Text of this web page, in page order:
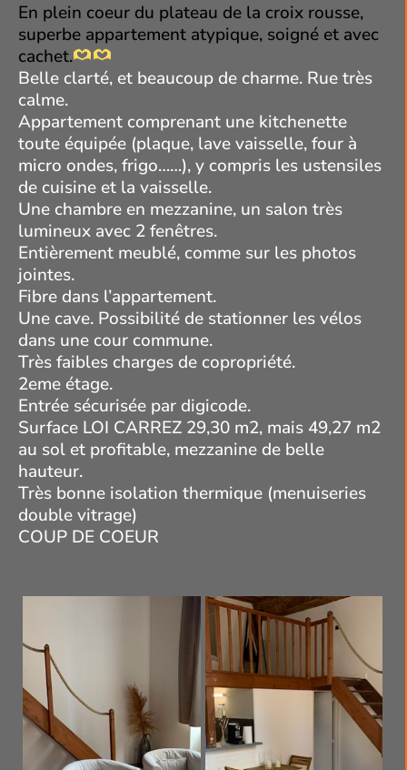
En plein coeur du plateau de la croix rousse,
superbe appartement atypique, soigné et avec
cachet.
Belle clarté, et beaucoup de charme. Rue très
calme.
Appartement comprenant une kitchenette
toute équipée (plaque, lave vaisselle, four à
micro ondes, frigo……), y compris les ustensiles
de cuisine et la vaisselle.
Une chambre en mezzanine, un salon très
lumineux avec 2 fenêtres.
Entièrement meublé, comme sur les photos
jointes.
Fibre dans l’appartement.
Une cave. Possibilité de stationner les vélos
dans une cour commune.
Très faibles charges de copropriété.
2eme étage.
Entrée sécurisée par digicode.
Surface LOI CARREZ 29,30 m2, mais 49,27 m2
au sol et profitable, mezzanine de belle
hauteur.
Très bonne isolation thermique (menuiseries
double vitrage)
COUP DE COEUR